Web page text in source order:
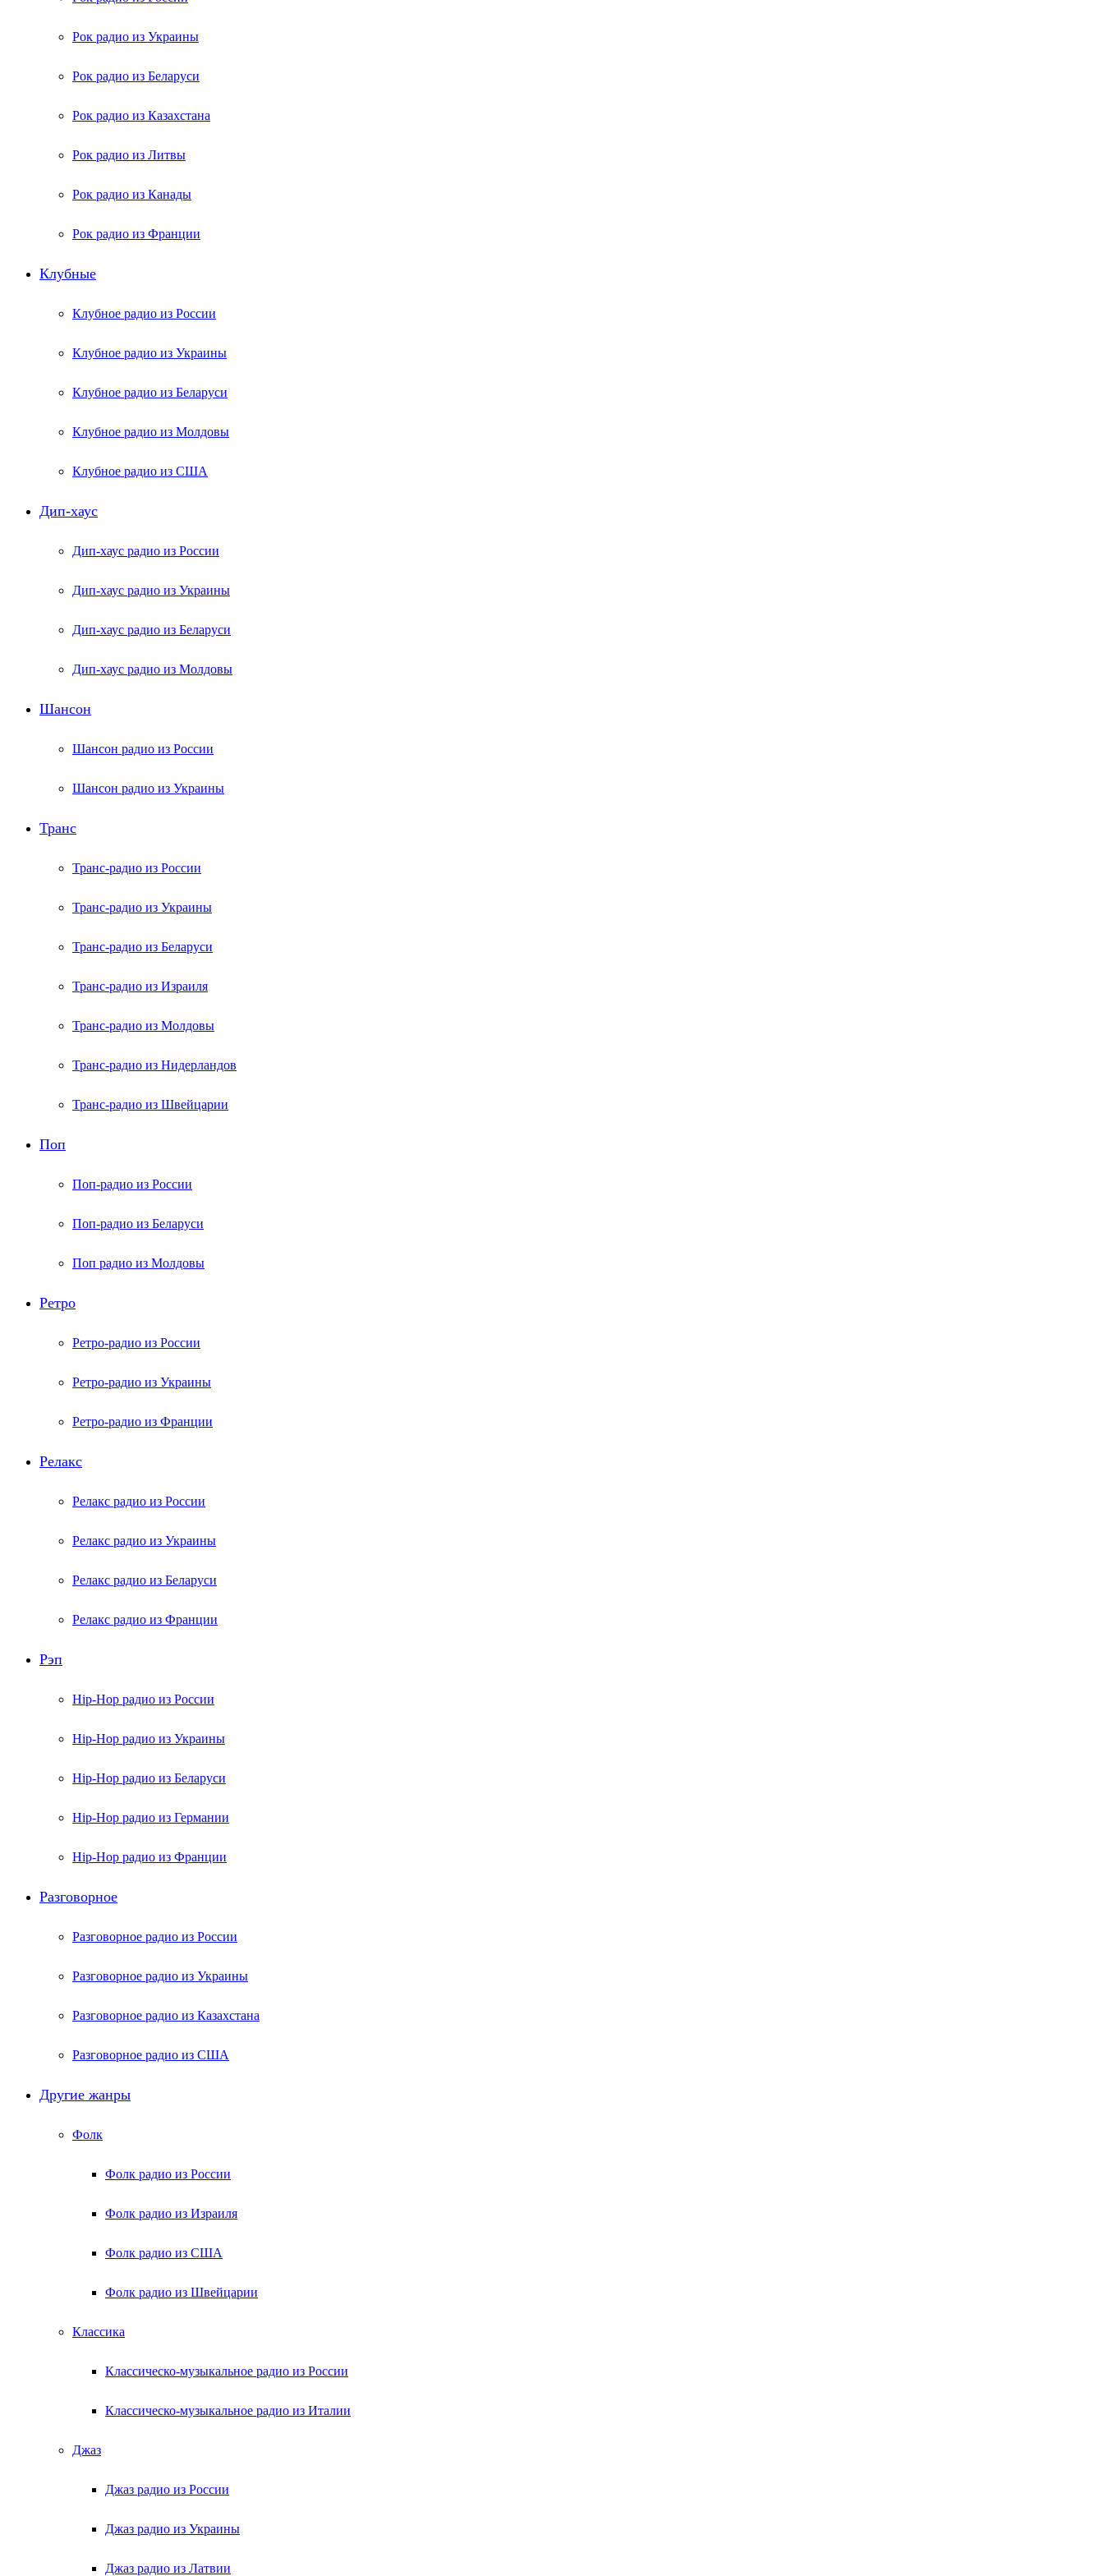
Рок радио из Украины
Рок радио из Беларуси
Рок радио из Казахстана
Рок радио из Литвы
Рок радио из Канады
Рок радио из Франции
Клубные
Клубное радио из России
Клубное радио из Украины
Клубное радио из Беларуси
Клубное радио из Молдовы
Клубное радио из США
Дип-хаус
Дип-хаус радио из России
Дип-хаус радио из Украины
Дип-хаус радио из Беларуси
Дип-хаус радио из Молдовы
Шансон
Шансон радио из России
Шансон радио из Украины
Транс
Транс-радио из России
Транс-радио из Украины
Транс-радио из Беларуси
Транс-радио из Израиля
Транс-радио из Молдовы
Транс-радио из Нидерландов
Транс-радио из Швейцарии
Поп
Поп-радио из России
Поп-радио из Беларуси
Поп радио из Молдовы
Ретро
Ретро-радио из России
Ретро-радио из Украины
Ретро-радио из Франции
Релакс
Релакс радио из России
Релакс радио из Украины
Релакс радио из Беларуси
Релакс радио из Франции
Рэп
Hip-Hop радио из России
Hip-Hop радио из Украины
Hip-Hop радио из Беларуси
Hip-Hop радио из Германии
Hip-Hop радио из Франции
Разговорное
Разговорное радио из России
Разговорное радио из Украины
Разговорное радио из Казахстана
Разговорное радио из США
Другие жанры
Фолк
Фолк радио из России
Фолк радио из Израиля
Фолк радио из США
Фолк радио из Швейцарии
Классика
Классическо-музыкальное радио из России
Классическо-музыкальное радио из Италии
Джаз
Джаз радио из России
Джаз радио из Украины
Джаз радио из Латвии